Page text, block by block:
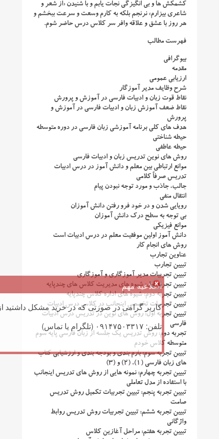
کشمکش ها و بی انگیزگی نجات یابم و با شنیدن «از شعر و
شاعری بیزارم» نرنجم بلکه به کارم وسعت و سرعت ببخشم و
هر روز با عشق و علاقه وافر سر کلاس درس حاضر شوم.
فهرست مطالب
بیوگرافی
مقدمه
ارزیابی عمومی
شرح وظایف مدیر آموزگار
نقاط قوت زبان و ادبیات فارسی در آموزش و پرورش
نقاط ضعف آموزش زبان و ادبیات فارسی در آموزش و
پرورش
هدف های کلی برنامه آموزشی زبان فارسی در دوره متوسطه
حیطه شناختی
حیطه عاطفی
روش های نوین تدریس زبان و ادبیات فارسی
موانع ارتباطی بین معلم و دانش آموز در درس ادبیات
تدریس صرفاً کلامی
جالب، جاذب و مورد توجه نبودن پیام
انتقال منفی
رویایی شدن و در خود فرو رفتن دانش آموزان
بی توجه به سطح درک دانش آموزان
موانع فیزیکی
دانش آموز اولین موفقیت معلم در درس ادبیات است
روش های انجام کار
عناوین تجارب
تبیین تجارب
تبیین تجربیات مدیر آموزگاری و آموزگاری
تبیین تجربه اول: شیوه های مدیریت کلاس های چندپایه
تبیین تجربه دوم: شیوه های اداره کلاس چندپایه
تبیین تجربیات تخصصی اینجانب در کلاس درس ادبیات
تبیین تجربه اول: روش های نوین در تدریس درس ادبیات
فارسی
تجربه دوم: روش تدریس یک جلسه از زبان فارسی پایه سوم
متوسطه کلاس خودم
تبیین تجربه سوم: بارم بندی و بودجه بندی و ارزشیابی کتاب
های زبان فارسی (۱)، (۲) و (۳)
تبیین تجربه چهارم: نمونه هایی از روش های تدریس اینجانب
با استفاده از مدل تعاملی
تبیین تجربه پنجم: تبیین تجربیات تکمیل روش تدریس
صامت
تبیین تجربه ششم: تبیین تجربیات روش تدریس روابط
واژگانی
تبیین تجربه هفتم: مراحل آغازین کلاس
اطلاعیه مهم
کاربر گرامی در صورتی که در خرید مشکل داشتید
تلفن: ۰۹۱۴۷۵۰۳۳۱۷ (تلگرام یا تماس)